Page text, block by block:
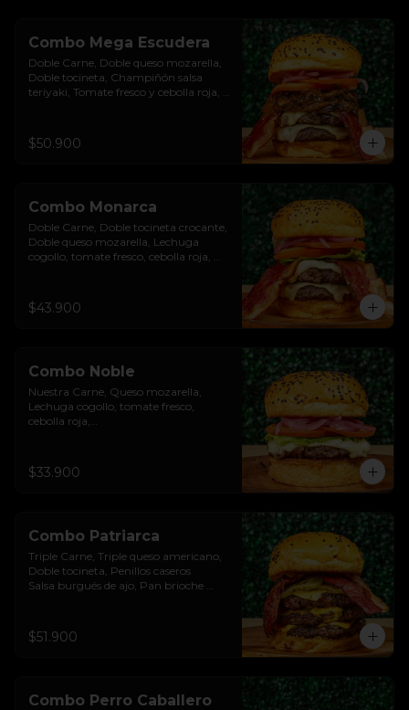
Combo Mega Escudera
Doble Carne, Doble queso mozarella,
Doble tocineta, Champiñón salsa
teriyaki, Tomate fresco y cebolla roja,
$50.900
Combo Monarca
Doble Carne, Doble tocineta crocante,
Doble queso mozarella, Lechuga
cogollo, tomate fresco, cebolla roja,
francesa y bebida.
$43.900
Combo Noble
Nuestra Carne, Queso mozarella,
Lechuga cogollo, tomate fresco,
cebolla roja,
francesa y bebida.
$33.900
Combo Patriarca
Triple Carne, Triple queso americano,
Doble tocineta, Penillos caseros
Salsa burgués de ajo, Pan brioche
$51.900
Combo Perro Caballero